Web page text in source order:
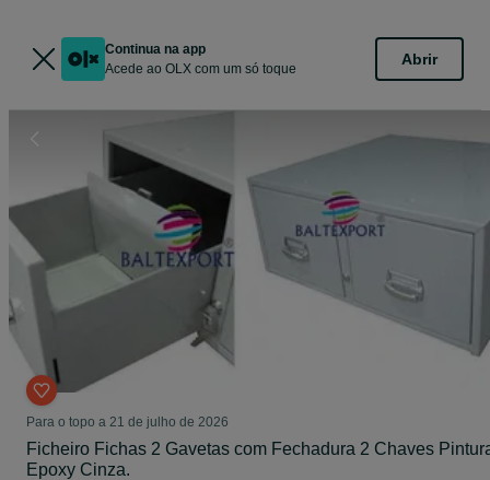
Continua na app
Acede ao OLX com um só toque
Abrir
Para o topo a 21 de julho de 2026
Ficheiro Fichas 2 Gavetas com Fechadura 2 Chaves
Epoxy Cinza.